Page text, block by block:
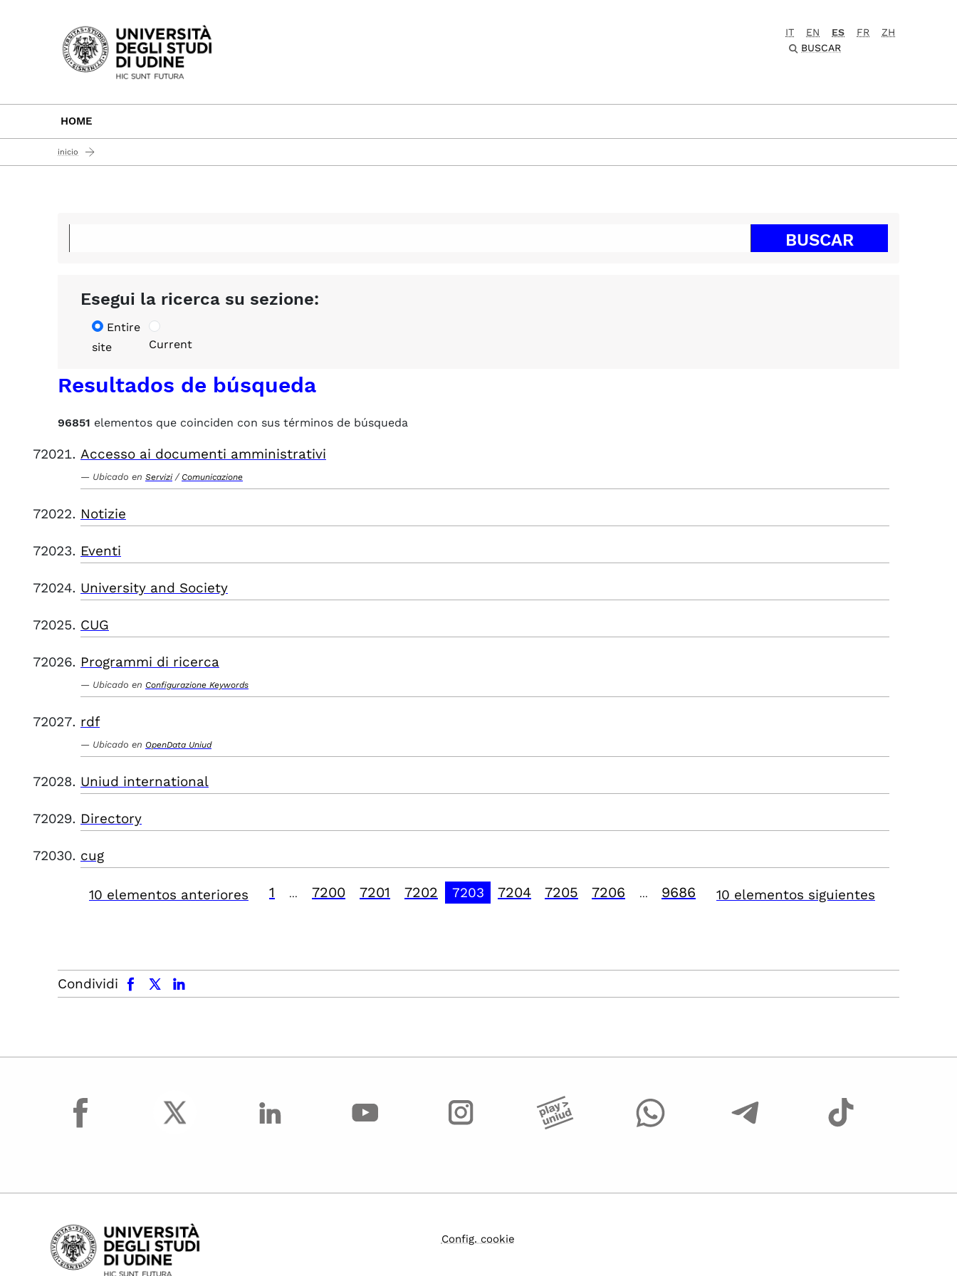
Passa al contenuto principale
IT EN ES FR
ZH
BUSCAR
HOME
inicio
Esegui la ricerca su sezione:
Entire
site
Current
Resultados de búsqueda
96851 elementos que coinciden con sus términos de búsqueda
Accesso ai documenti amministrativi
Ubicado en Servizi / Comunicazione
Notizie
Eventi
University and Society
CUG
Programmi di ricerca
Ubicado en Configurazione Keywords
rdf
Ubicado en OpenData Uniud
Uniud international
Directory
cug
10 elementos anteriores 1 7200 7201 7202 7203 7204 7205 7206 9686 10 elementos siguientes
Condividi
facebook x.com linkedin
facebook
Config. cookie